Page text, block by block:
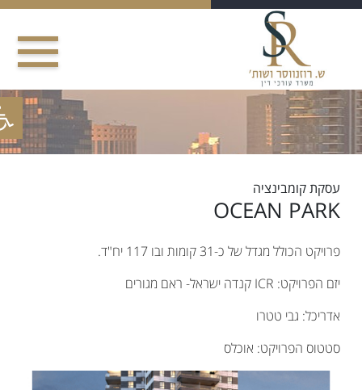
עסקת קומבינציה
OCEAN PARK
פרויקט הכולל מגדל של כ-31 קומות ובו 117 יח"ד.
יזם הפרויקט:ICR קנדה ישראל- ראם מגורים
אדריכל: גבי טטרו
סטטוס הפרויקט:אוכלס
פתח